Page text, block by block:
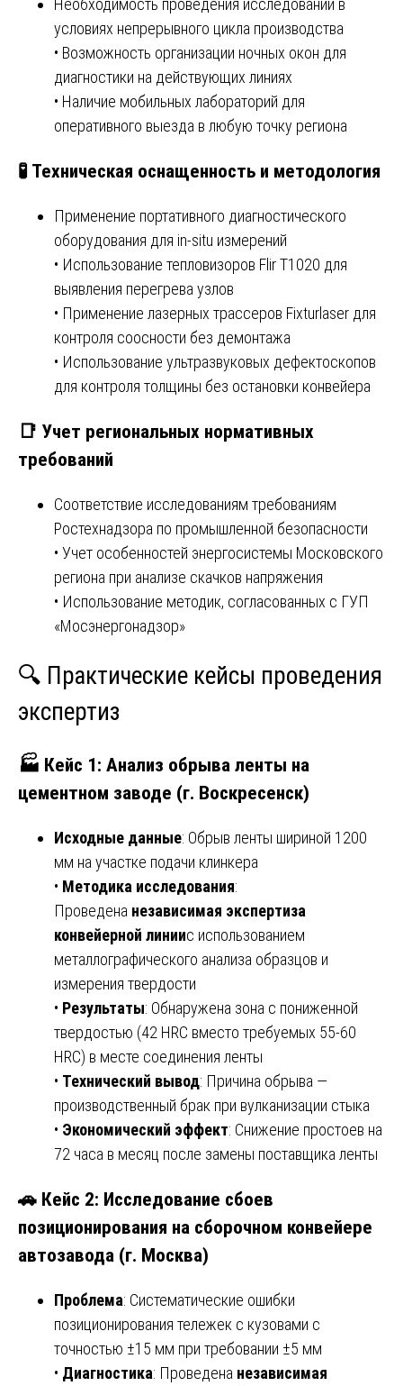
Необходимость проведения исследований в
условиях непрерывного цикла производства
• Возможность организации ночных окон для
диагностики на действующих линиях
• Наличие мобильных лабораторий для
оперативного выезда в любую точку региона
🧪 Техническая оснащенность и методология
Применение портативного диагностического
оборудования для in-situ измерений
• Использование тепловизоров Flir T1020 для
выявления перегрева узлов
• Применение лазерных трассеров Fixturlaser для
контроля соосности без демонтажа
• Использование ультразвуковых дефектоскопов
для контроля толщины без остановки конвейера
📑 Учет региональных нормативных
требований
Соответствие исследованиям требованиям
Ростехнадзора по промышленной безопасности
• Учет особенностей энергосистемы Московского
региона при анализе скачков напряжения
• Использование методик, согласованных с ГУП
«Мосэнергонадзор»
🔍 Практические кейсы проведения
экспертиз
🏭 Кейс 1: Анализ обрыва ленты на
цементном заводе (г. Воскресенск)
Исходные данные: Обрыв ленты шириной 1200
мм на участке подачи клинкера
• Методика исследования:
Проведена независимая экспертиза
конвейерной линиис использованием
металлографического анализа образцов и
измерения твердости
• Результаты: Обнаружена зона с пониженной
твердостью (42 HRC вместо требуемых 55-60
HRC) в месте соединения ленты
• Технический вывод: Причина обрыва —
производственный брак при вулканизации стыка
• Экономический эффект: Снижение простоев на
72 часа в месяц после замены поставщика ленты
🚗 Кейс 2: Исследование сбоев
позиционирования на сборочном конвейере
автозавода (г. Москва)
Проблема: Систематические ошибки
позиционирования тележек с кузовами с
точностью ±15 мм при требовании ±5 мм
• Диагностика: Проведена независимая